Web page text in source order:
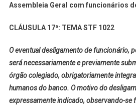
Assembleia Geral com funcionários
CLÁUSULA 17ª: TEMA STF 1022
O eventual desligamento de funcionário,
será necessariamente e previamente
órgão colegiado, obrigatoriamente
humanos do banco. O motivo do
expressamente indicado, observando-se